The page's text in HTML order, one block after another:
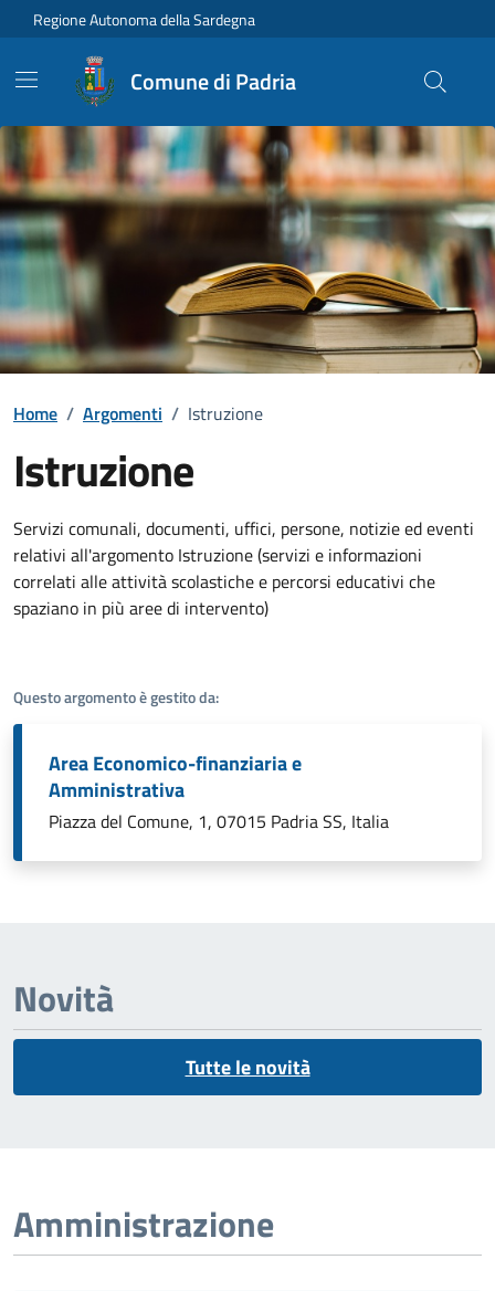
Vai ai contenuti
Vai al Footer
Regione Autonoma della Sardegna
Comune di Padria
Home / Argomenti / Istruzione
Istruzione
Dettagli dell'argomento
Servizi comunali, documenti, uffici, persone, notizie ed eventi
relativi all'argomento Istruzione (servizi e informazioni
correlati alle attività scolastiche e percorsi educativi che
spaziano in più aree di intervento)
Questo argomento è gestito da:
Area Economico-finanziaria e
Amministrativa
Piazza del Comune, 1, 07015 Padria SS, Italia
Novità
Tutte le novità
Amministrazione